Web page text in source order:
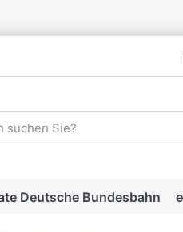
Suchbegriff ein. Während
Deutsche Bundesbahn